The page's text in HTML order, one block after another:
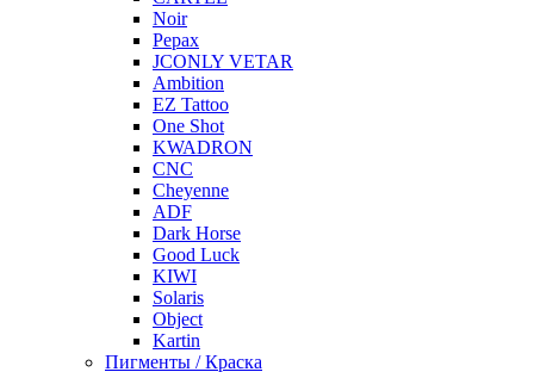
Noir
Pepax
JCONLY VETAR
Ambition
EZ Tattoo
One Shot
KWADRON
CNC
Cheyenne
ADF
Dark Horse
Good Luck
KIWI
Solaris
Object
Kartin
Пигменты / Краска